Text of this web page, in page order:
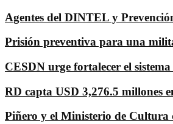
Agentes del DINTEL y
Prisión preventiva para una
CESDN urge fortalecer el
RD capta USD 3,276.5 millones
Piñero y el Ministerio de